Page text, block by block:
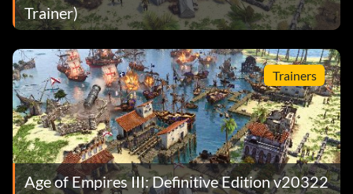
Trainer)
Trainers
Age of Empires III: Definitive Edition v20322